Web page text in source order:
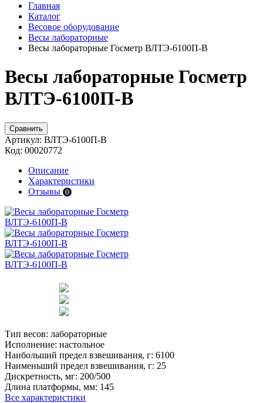
Главная
Каталог
Весовое оборудование
Весы лабораторные
Весы лабораторные Госметр ВЛТЭ-6100П-В
Весы лабораторные Госметр
ВЛТЭ-6100П-В
Сравнить
Артикул: ВЛТЭ-6100П-В
Код: 00020772
Описание
Характеристики
Отзывы 0
Тип весов: лабораторные
Исполнение: настольное
Наибольший предел взвешивания, г: 6100
Наименьший предел взвешивания, г: 25
Дискретность, мг: 200/500
Длина платформы, мм: 145
Все характеристики